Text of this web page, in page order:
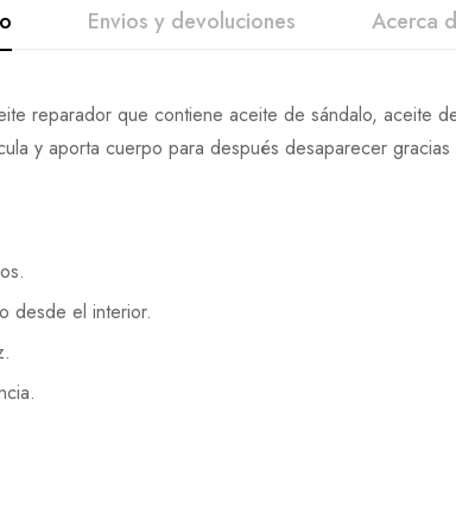
Envios y devoluciones Acerca
reparador que contiene aceite de sándalo, aceite
y aporta cuerpo para después desaparecer
desde el interior.